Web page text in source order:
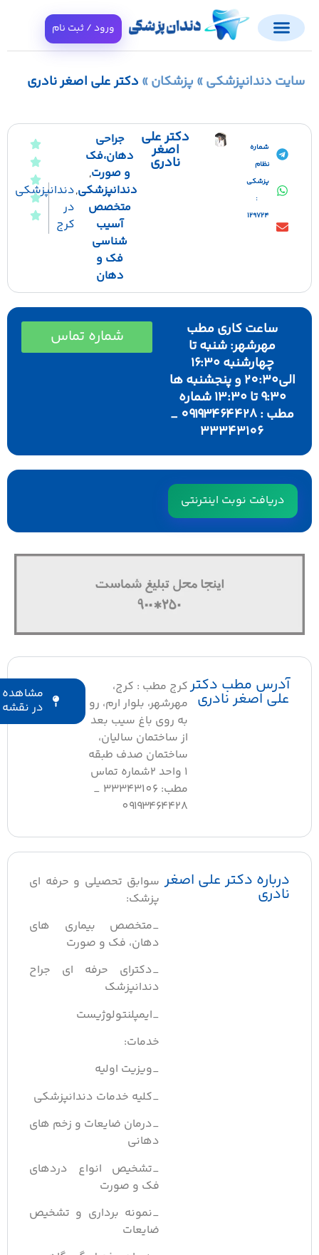
ورود / ثبت نام
دندانپزشکی»پزشکان»دکتر علی اصغر نادری
شماره
پزشکی
129724
دکتر علی
اصغر
نادری
جراحی
دهان،فک
و صورت,
دندانپزشکی,
متخصص
آسیب
شناسی
فک و
دهان
دندانپزشکی
در
کرج
ساعت کاری مطب
مهرشهر: شنبه تا
چهارشنبه ۱۶:۳۰
الی۲٠:۳۰ و پنجشنبه ها
۹:۳۰ تا ۱۳:۳۰ شماره
مطب : ٠۹۱۹۳۴۶۴۴۲۸ _
۳۳۳۴۳۱٠۶
شماره تماس
دریافت نوبت اینترنتی
آدرس مطب دکتر
علی اصغر نادری
کرج مطب : کرج،
مهرشهر، بلوار ارم، رو
به روی باغ سیب بعد
از ساختمان سالیان،
ساختمان صدف طبقه
1 واحد 2شماره تماس
مطب: ۳۳۳۴۳۱٠۶ _
٠۹۱۹۳۴۶۴۴۲۸
مشاهده
در نقشه
درباره دکتر علی اصغر
نادری
سوابق تحصیلی و حرفه ای
پزشک:
_متخصص بیماری های
دهان، فک و صورت
_دکترای حرفه ای جراح
دندانپزشک
_ایمپلنتولوژیست
خدمات:
_ویزیت اولیه
_کلیه خدمات دندانپزشکی
_درمان ضایعات و زخم های
دهانی
_تشخیص انواع دردهای
فک و صورت
_نمونه برداری و تشخیص
ضایعات